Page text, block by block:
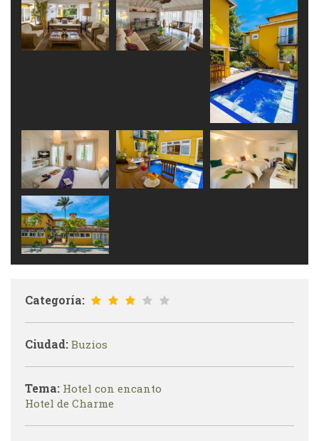
Categoría:
Ciudad: Buzios
Tema: Hotel con encanto
Hotel de Charme